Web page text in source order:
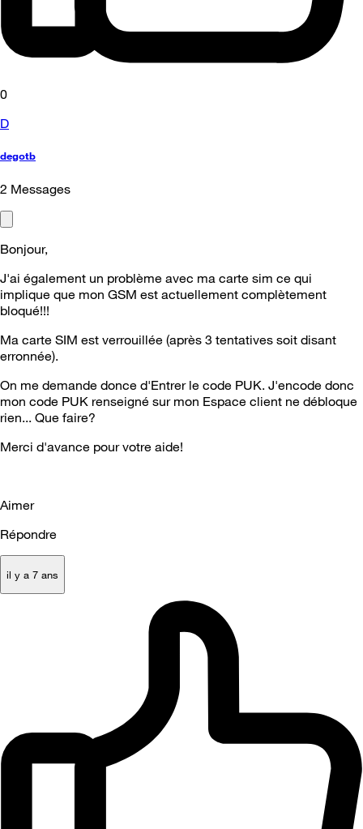
0
D
degotb
2 Messages
Bonjour,
J'ai également un problème avec ma carte sim ce qui
implique que mon GSM est actuellement complètement
bloqué!!!
Ma carte SIM est verrouillée (après 3 tentatives soit disant
erronnée).
On me demande donce d'Entrer le code PUK. J'encode donc
mon code PUK renseigné sur mon Espace client ne débloque
rien... Que faire?
Merci d'avance pour votre aide!
Aimer
Répondre
il y a 7 ans